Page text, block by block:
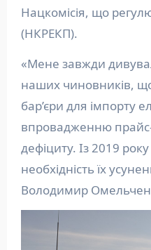
Нацкомісія, що
(НКРЕКП).
«Мене завжди
наших чиновників,
бар’єри для імпорту
впровадженню
дефіциту. Із 2019
необхідність їх
Володимир